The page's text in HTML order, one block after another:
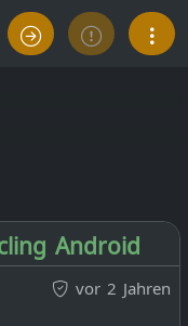
Android
vor 2 Jahren